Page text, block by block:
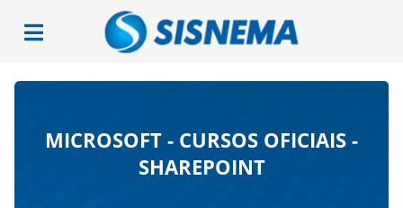
MICROSOFT - CURSOS OFICIAIS -
SHAREPOINT